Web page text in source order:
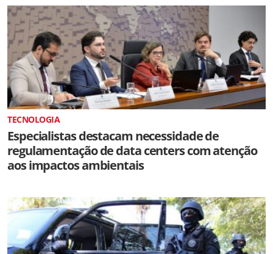
TECNOLOGIA
Especialistas destacam necessidade de
regulamentação de data centers com atenção
aos impactos ambientais